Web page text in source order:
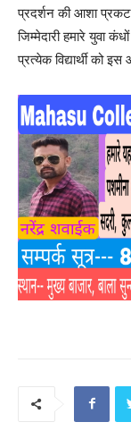
प्रदर्शन की आशा प्रकट
जिम्मेदारी हमारे युवा
प्रत्येक विद्यार्थी को